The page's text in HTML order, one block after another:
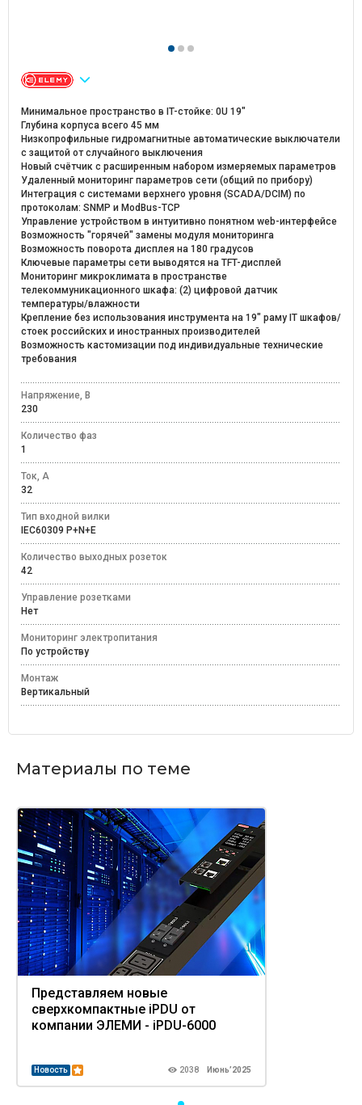
Минимальное пространство в IT-стойке: 0U 19"
Глубина корпуса всего 45 мм
Низкопрофильные гидромагнитные автоматические выключатели
с защитой от случайного выключения
Новый счётчик с расширенным набором измеряемых параметров
Удаленный мониторинг параметров сети (общий по прибору)
Интеграция с системами верхнего уровня (SCADA/DCIM) по
протоколам: SNMP и ModBus-TCP
Управление устройством в интуитивно понятном web-интерфейсе
Возможность "горячей" замены модуля мониторинга
Возможность поворота дисплея на 180 градусов
Ключевые параметры сети выводятся на TFT-дисплей
Мониторинг микроклимата в пространстве
телекоммуникационного шкафа: (2) цифровой датчик
температуры/влажности
Крепление без использования инструмента на 19" раму IT шкафов/
стоек российских и иностранных производителей
Возможность кастомизации под индивидуальные технические
требования
Напряжение, В
230
Количество фаз
1
Ток, А
32
Тип входной вилки
IEC60309 P+N+E
Количество выходных розеток
42
Управление розетками
Нет
Мониторинг электропитания
По устройству
Монтаж
Вертикальный
Материалы по теме
Представляем новые
сверхкомпактные iPDU от
компании ЭЛЕМИ - iPDU-6000
Новость 2038 Июнь’2025